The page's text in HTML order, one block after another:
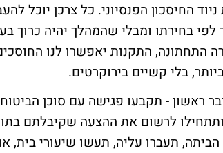
החיסכון הפנסיוני. כל צרכן יוכל
לפי בחירתו ומבלי שהמהלך יהיה כרוך
התחתונה, התקנות יאפשרו לנו
בלי קשיים בירוקרטים.
ראשון - תקבעו פגישה עם סוכן הביטוח
ותתחילו לרשום את ההצעה שקיבלתם
תעברו עליה, תעשו שיעורי בית,